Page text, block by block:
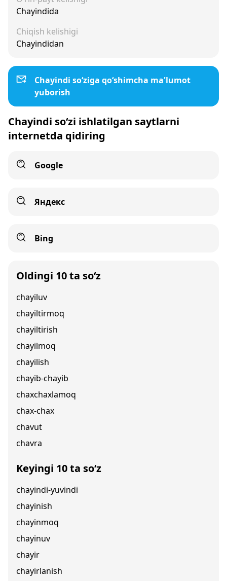
Chayindida
Chiqish kelishigi
Chayindidan
Chayindi so‘ziga qo‘shimcha ma'lumot
yuborish
Chayindi so‘zi ishlatilgan saytlarni
internetda qidiring
Google
Яндекс
Bing
Oldingi 10 ta so‘z
chayiluv
chayiltirmoq
chayiltirish
chayilmoq
chayilish
chayib-chayib
chaxchaxlamoq
chax-chax
chavut
chavra
Keyingi 10 ta so‘z
chayindi-yuvindi
chayinish
chayinmoq
chayinuv
chayir
chayirlanish